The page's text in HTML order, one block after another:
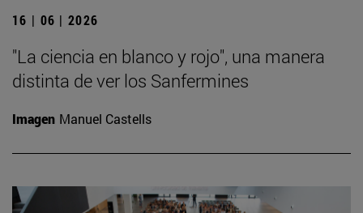
16 | 06 | 2026
"La ciencia en blanco y rojo", una manera
distinta de ver los Sanfermines
Imagen Manuel Castells